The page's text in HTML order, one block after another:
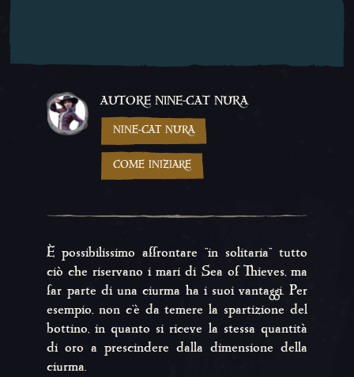
AUTORE NINE-CAT NURA
NINE-CAT NURA
COME INIZIARE
È possibilissimo affrontare ''in solitaria'' tutto
ciò che riservano i mari di Sea of Thieves, ma
far parte di una ciurma ha i suoi vantaggi. Per
esempio, non c'è da temere la spartizione del
bottino, in quanto si riceve la stessa quantità
di oro a prescindere dalla dimensione della
ciurma.